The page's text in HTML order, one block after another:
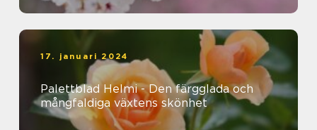
17. januari 2024
Palettblad Helmi - Den färgglada och
mångfaldiga växtens skönhet